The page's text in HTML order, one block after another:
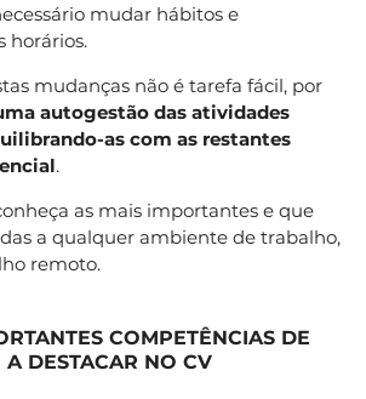
mudar hábitos e
horários.
mudanças não é tarefa fácil, por
autogestão das atividades
as com as restantes
.
as mais importantes e que
a qualquer ambiente de trabalho,
remoto.
COMPETÊNCIAS DE
DESTACAR NO CV